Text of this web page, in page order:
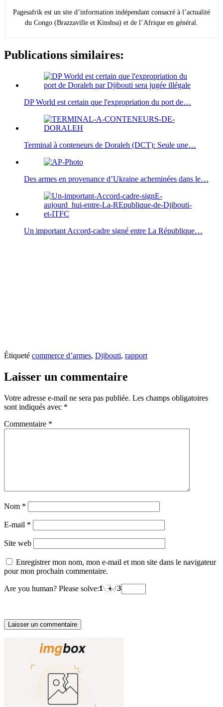
Pagesafrik est un site d’information indépendant consacré à l’actualité
du Congo (Brazzaville et Kinshsa) et de l’Afrique en général.
Publications similaires:
DP World est certain que l'expropriation du port de…
Terminal à conteneurs de Doraleh (DCT): Seule une…
Des armes en provenance d’Ukraine acheminées dans le…
Un important Accord-cadre signé entre La République…
Étiqueté commerce d’armes, Djibouti, rapport
Laisser un commentaire
Votre adresse e-mail ne sera pas publiée. Les champs obligatoires
sont indiqués avec *
Commentaire *
Nom *
E-mail *
Site web
Enregistrer mon nom, mon e-mail et mon site dans le navigateur
pour mon prochain commentaire.
Are you human? Please solve: